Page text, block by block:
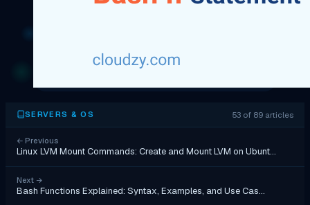
SERVERS & OS 53 of 89 articles
← Previous
Linux LVM Mount Commands: Create and Mount LVM on Ubunt…
Next →
Bash Functions Explained: Syntax, Examples, and Use Cas…